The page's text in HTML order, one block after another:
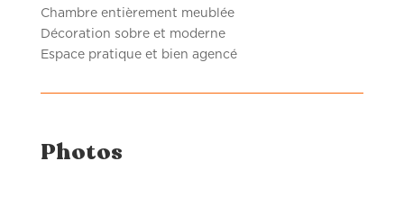
Chambre entièrement meublée
Décoration sobre et moderne
Espace pratique et bien agencé
Photos